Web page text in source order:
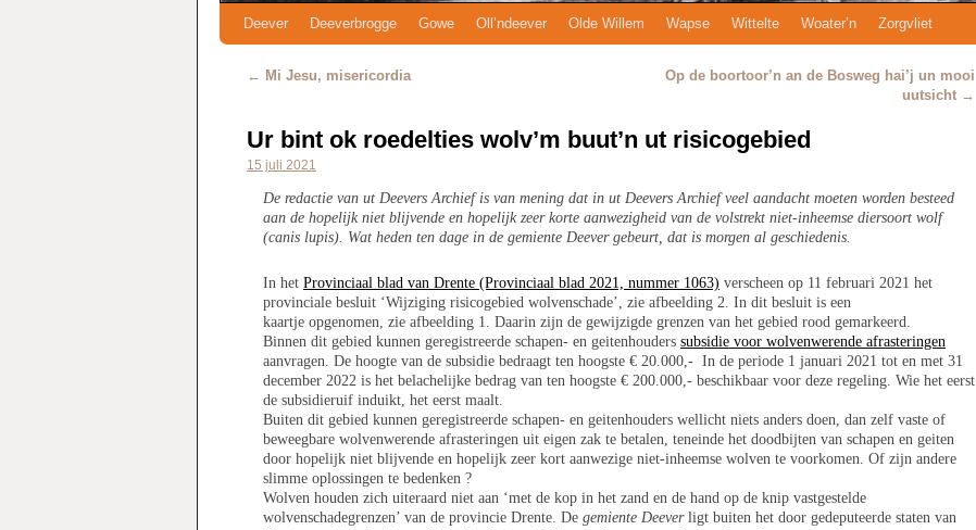
Deever Deeverbrogge Gowe Oll’ndeever Olde Willem Wapse Wittelte Woater’n Zorgvliet
← Mi Jesu, misericordia
Op de boortoor’n an de Bosweg hai’j un mooi
uutsicht →
Ur bint ok roedelties wolv’m buut’n ut risicogebied
15 juli 2021
De redactie van ut Deevers Archief is van mening dat in ut Deevers Archief veel aandacht moeten worden besteed
aan de hopelijk niet blijvende en hopelijk zeer korte aanwezigheid van de volstrekt niet-inheemse diersoort wolf
(canis lupis). Wat heden ten dage in de gemiente Deever gebeurt, dat is morgen al geschiedenis.
In het Provinciaal blad van Drente (Provinciaal blad 2021, nummer 1063) verscheen op 11 februari 2021 het
provinciale besluit ‘Wijziging risicogebied wolvenschade’, zie afbeelding 2. In dit besluit is een
kaartje opgenomen, zie afbeelding 1. Daarin zijn de gewijzigde grenzen van het gebied rood gemarkeerd.
Binnen dit gebied kunnen geregistreerde schapen- en geitenhouders subsidie voor wolvenwerende afrasteringen
aanvragen. De hoogte van de subsidie bedraagt ten hoogste € 20.000,- In de periode 1 januari 2021 tot en met 31
december 2022 is het belachelijke bedrag van ten hoogste € 200.000,- beschikbaar voor deze regeling. Wie het eerst
de subsidieruif induikt, het eerst maalt.
Buiten dit gebied kunnen geregistreerde schapen- en geitenhouders wellicht niets anders doen, dan zelf vaste of
beweegbare wolvenwerende afrasteringen uit eigen zak te betalen, teneinde het doodbijten van schapen en geiten
door hopelijk niet blijvende en hopelijk zeer kort aanwezige niet-inheemse wolven te voorkomen. Of zijn andere
slimme oplossingen te bedenken ?
Wolven houden zich uiteraard niet aan ‘met de kop in het zand en de hand op de knip vastgestelde
wolvenschadegrenzen’ van de provincie Drente. De gemiente Deeverligt buiten het door gedeputeerde staten van